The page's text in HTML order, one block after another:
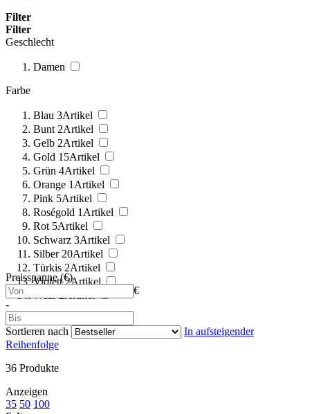
Filter
Filter
Geschlecht
Damen
Farbe
Blau 3Artikel
Bunt 2Artikel
Gelb 2Artikel
Gold 15Artikel
Grün 4Artikel
Orange 1 Artikel
Pink 5Artikel
Roségold 1 Artikel
Rot 5Artikel
Schwarz 3Artikel
Silber 20Artikel
Türkis 2Artikel
Violett 2Artikel
Weiß 2Artikel
Preisspanne (€)
€
-
Sortieren nach
In aufsteigender
Reihenfolge
36 Produkte
Anzeigen
35 50 100